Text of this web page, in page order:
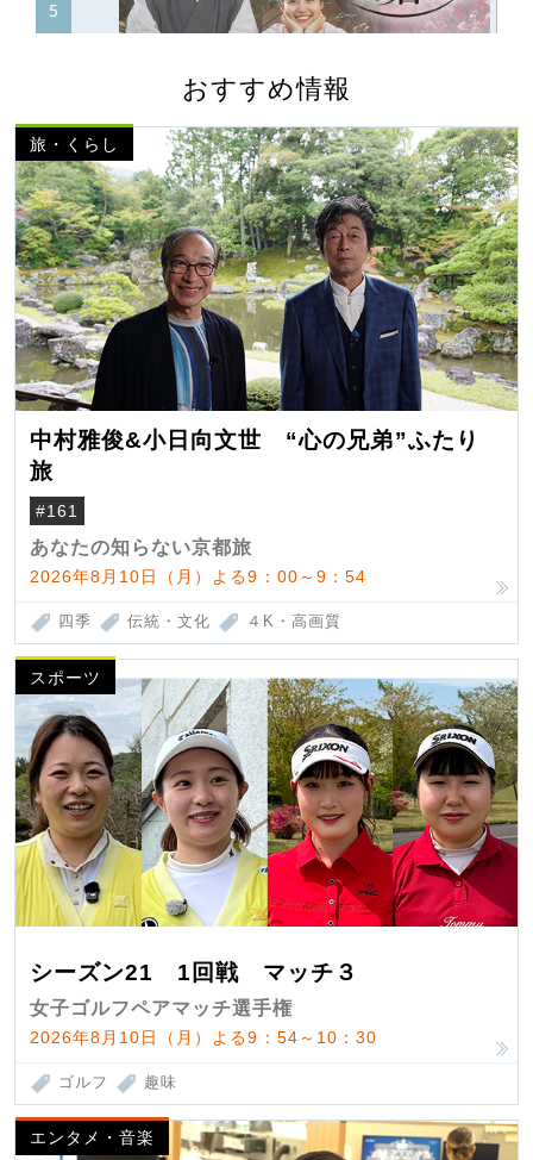
おすすめ情報
旅・くらし
中村雅俊&小日向文世 “心の兄弟”ふたり
旅
#161
あなたの知らない京都旅
2026年8月10日（月）よる9：00～9：54
四季 伝統・文化 ４K・高画質
スポーツ
シーズン21 1回戦 マッチ３
女子ゴルフペアマッチ選手権
2026年8月10日（月）よる9：54～10：30
ゴルフ 趣味
エンタメ・音楽